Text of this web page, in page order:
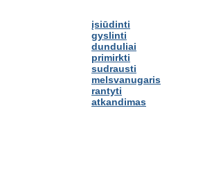
įsiūdinti
gyslinti
dunduliai
primirkti
sudrausti
melsvanugaris
rantyti
atkandimas